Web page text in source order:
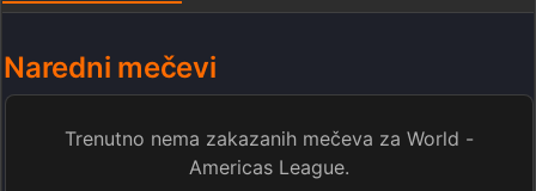
Naredni mečevi
Trenutno nema zakazanih mečeva za World -
Americas League.